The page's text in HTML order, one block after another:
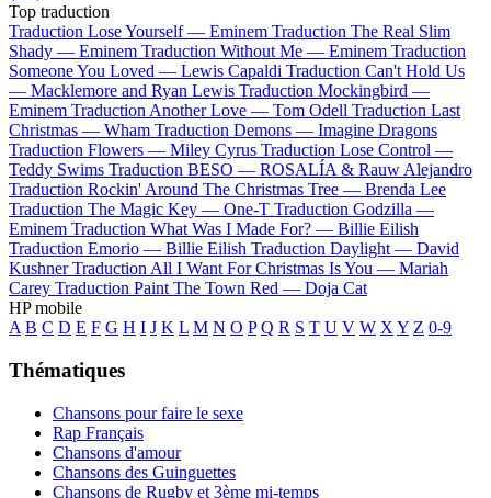
Top traduction
Traduction Lose Yourself — Eminem Traduction The Real Slim
Shady — Eminem Traduction Without Me — Eminem Traduction
Someone You Loved — Lewis Capaldi Traduction Can't Hold Us
— Macklemore and Ryan Lewis Traduction Mockingbird —
Eminem Traduction Another Love — Tom Odell Traduction Last
Christmas — Wham Traduction Demons — Imagine Dragons
Traduction Flowers — Miley Cyrus Traduction Lose Control —
Teddy Swims Traduction BESO — ROSALÍA & Rauw Alejandro
Traduction Rockin' Around The Christmas Tree — Brenda Lee
Traduction The Magic Key — One-T Traduction Godzilla —
Eminem Traduction What Was I Made For? — Billie Eilish
Traduction Emorio — Billie Eilish Traduction Daylight — David
Kushner Traduction All I Want For Christmas Is You — Mariah
Carey Traduction Paint The Town Red — Doja Cat
HP mobile
A B C D E F G H I J K L M N O P Q R S T U V W X Y Z 0-9
Thématiques
Chansons pour faire le sexe
Rap Français
Chansons d'amour
Chansons des Guinguettes
Chansons de Rugby et 3ème mi-temps